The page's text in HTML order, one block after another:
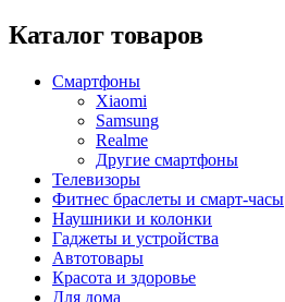
Каталог товаров
Смартфоны
Xiaomi
Samsung
Realme
Другие смартфоны
Телевизоры
Фитнес браслеты и смарт-часы
Наушники и колонки
Гаджеты и устройства
Автотовары
Красота и здоровье
Для дома